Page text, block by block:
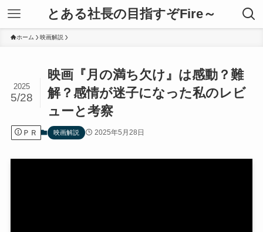
とある社長の目指すぞFire～
ホーム 映画解説
映画『月の満ち欠け』は感動？難
解？感情が迷子になった私のレビ
ューと考察
2025
5/28
ＰＲ 映画解説 2025年5月28日